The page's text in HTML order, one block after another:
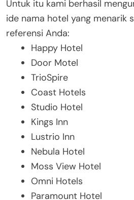
Untuk itu kami berhasil
ide nama hotel yang menarik
referensi Anda:
Happy Hotel
Door Motel
TrioSpire
Coast Hotels
Studio Hotel
Kings Inn
Lustrio Inn
Nebula Hotel
Moss View Hotel
Omni Hotels
Paramount Hotel